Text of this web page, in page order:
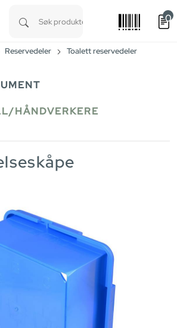
0
Reservedeler
Toalett reservedeler
HÅNDVERKERE